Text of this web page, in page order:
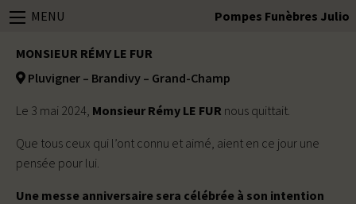
MENU Pompes Funèbres Julio
MONSIEUR RÉMY LE FUR
Pluvigner – Brandivy – Grand-Champ
Le 3 mai 2024, Monsieur Rémy LE FUR nous quittait.
Que tous ceux qui l’ont connu et aimé, aient en ce jour une
pensée pour lui.
Une messe anniversaire sera célébrée à son intention